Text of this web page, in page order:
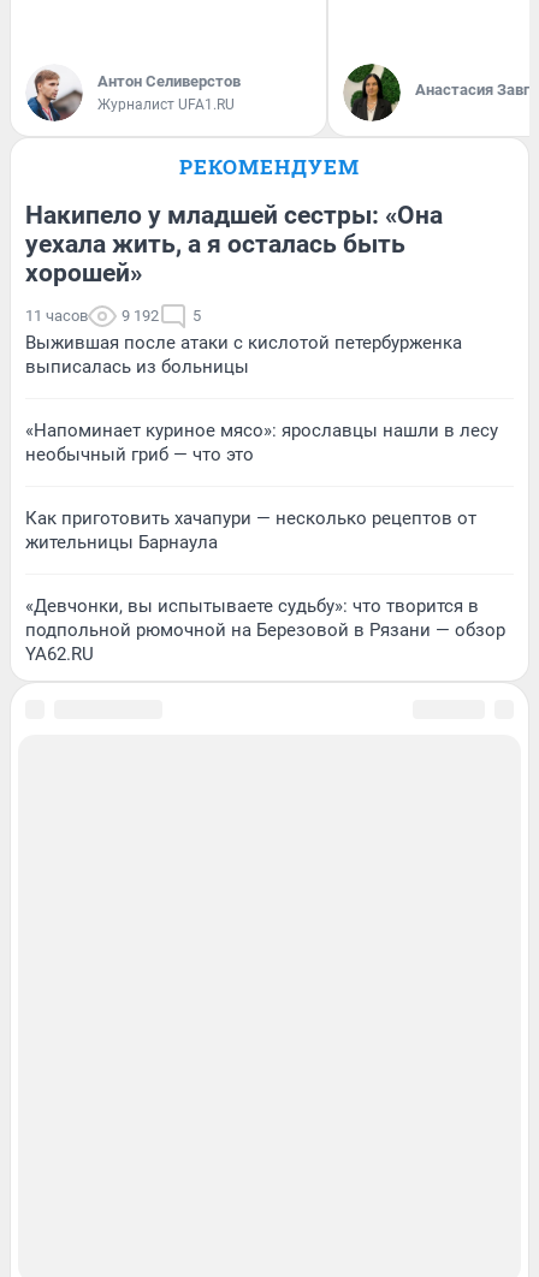
Антон Селиверстов
Журналист UFA1.RU
Анастасия
РЕКОМЕНДУЕМ
Накипело у младшей сестры: «Она
уехала жить, а я осталась быть
хорошей»
11 часов 9 192 5
Выжившая после атаки с кислотой петербурженка
выписалась из больницы
«Напоминает куриное мясо»: ярославцы нашли в лесу
необычный гриб — что это
Как приготовить хачапури — несколько рецептов от
жительницы Барнаула
«Девчонки, вы испытываете судьбу»: что творится в
подпольной рюмочной на Березовой в Рязани — обзор
YA62.RU